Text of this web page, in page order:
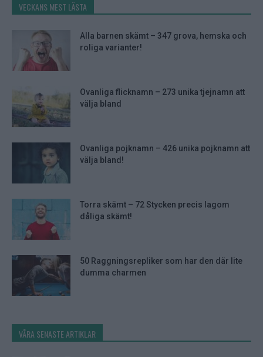
VECKANS MEST LÄSTA
Alla barnen skämt – 347 grova, hemska och
roliga varianter!
Ovanliga flicknamn – 273 unika tjejnamn att
välja bland
Ovanliga pojknamn – 426 unika pojknamn att
välja bland!
Torra skämt – 72 Stycken precis lagom
dåliga skämt!
50 Raggningsrepliker som har den där lite
dumma charmen
VÅRA SENASTE ARTIKLAR